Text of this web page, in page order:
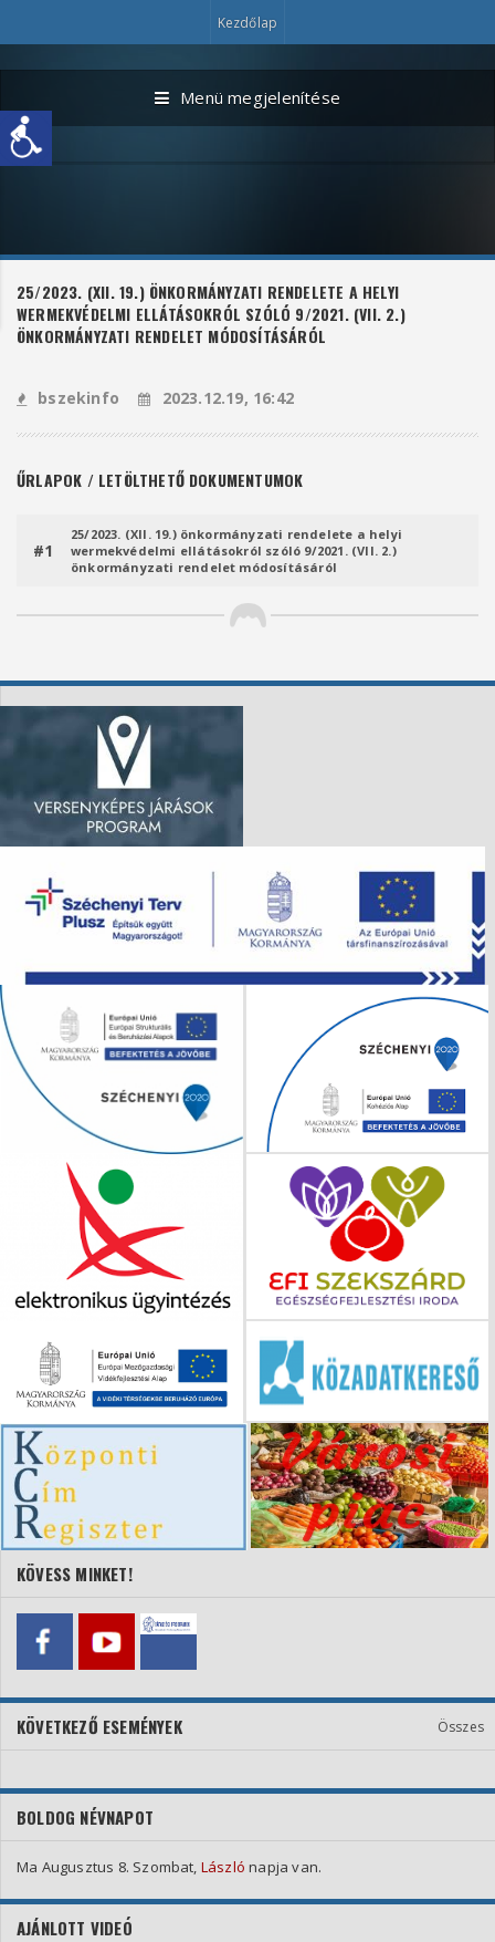
Kezdőlap
Menü megjelenítése
25/2023. (XII. 19.) ÖNKORMÁNYZATI RENDELETE A HELYI
WERMEKVÉDELMI ELLÁTÁSOKRÓL SZÓLÓ 9/2021. (VII. 2.)
ÖNKORMÁNYZATI RENDELET MÓDOSÍTÁSÁRÓL
bszekinfo 2023.12.19, 16:42
ŰRLAPOK / LETÖLTHETŐ DOKUMENTUMOK
#1
25/2023. (XII. 19.) önkormányzati rendelete a helyi
wermekvédelmi ellátásokról szóló 9/2021. (VII. 2.)
önkormányzati rendelet módosításáról
KÖVESS MINKET!
KÖVETKEZŐ ESEMÉNYEK Összes
BOLDOG NÉVNAPOT
Ma Augusztus 8. Szombat, László napja van.
AJÁNLOTT VIDEÓ